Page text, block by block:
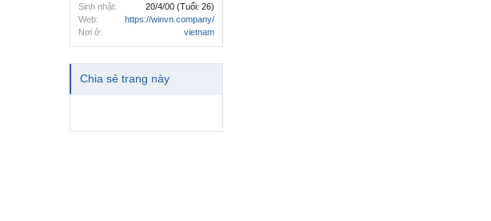
Sinh nhật:
20/4/00 (Tuổi: 26)
Web:
https://winvn.company/
Nơi ở:
vietnam
Chia sẻ trang này